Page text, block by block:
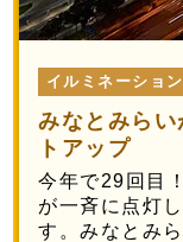
イルミネーション
みなとみらい
トアップ
今年で29回目
が一斉に点灯
す。みなとみ